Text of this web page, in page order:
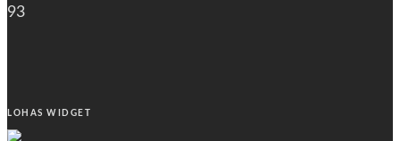
93
LOHAS WIDGET